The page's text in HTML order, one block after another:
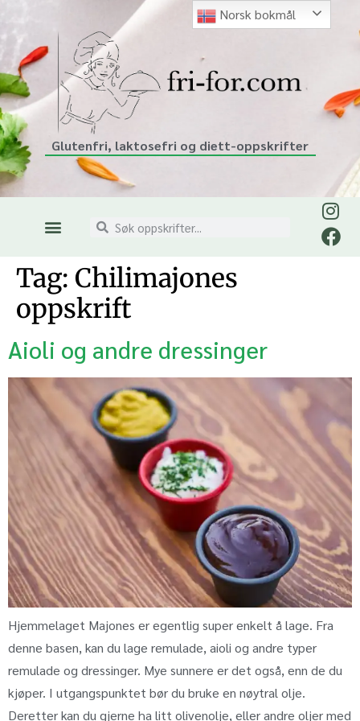
Glutenfri, laktosefri og diett-oppskrifter
Tag: Chilimajones
oppskrift
Aioli og andre dressinger
Hjemmelaget Majones er egentlig super enkelt å lage. Fra
denne basen, kan du lage remulade, aioli og andre typer
remulade og dressinger. Mye sunnere er det også, enn de du
kjøper. I utgangspunktet bør du bruke en nøytral olje.
Deretter kan du gjerne ha litt olivenolje, eller andre oljer med
Norsk bokmål